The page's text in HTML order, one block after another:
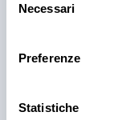
delNecessari
Preferenze
Statistiche